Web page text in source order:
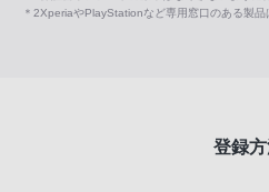
＊2XperiaやPlayStationなど専用窓口のある製品
登録